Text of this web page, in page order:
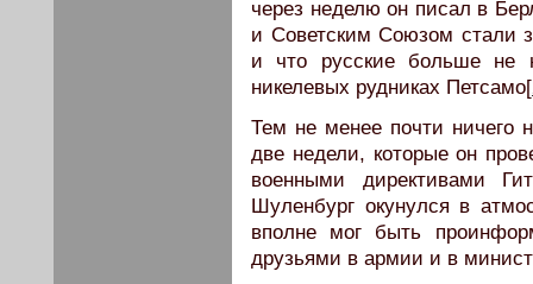
через неделю он писал в
и Советским Союзом стали
и что русские больше не
никелевых рудниках Петсамо[
Тем не менее почти ничего
две недели, которые он
военными директивами
Шуленбург окунулся в
вполне мог быть
друзьями в армии и в